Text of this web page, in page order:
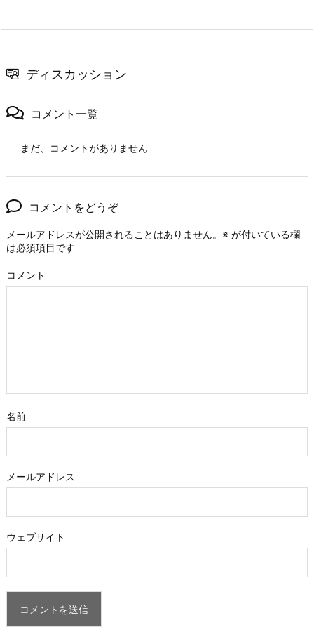
ディスカッション
コメント一覧
まだ、コメントがありません
コメントをどうぞ
メールアドレスが公開されることはありません。 ※ が付いている欄
は必須項目です
コメント
名前
メールアドレス
ウェブサイト